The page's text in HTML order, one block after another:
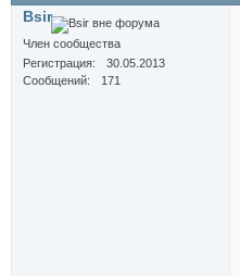
Bsir
Член сообщества
Регистрация
30.05.2013
Сообщений
171